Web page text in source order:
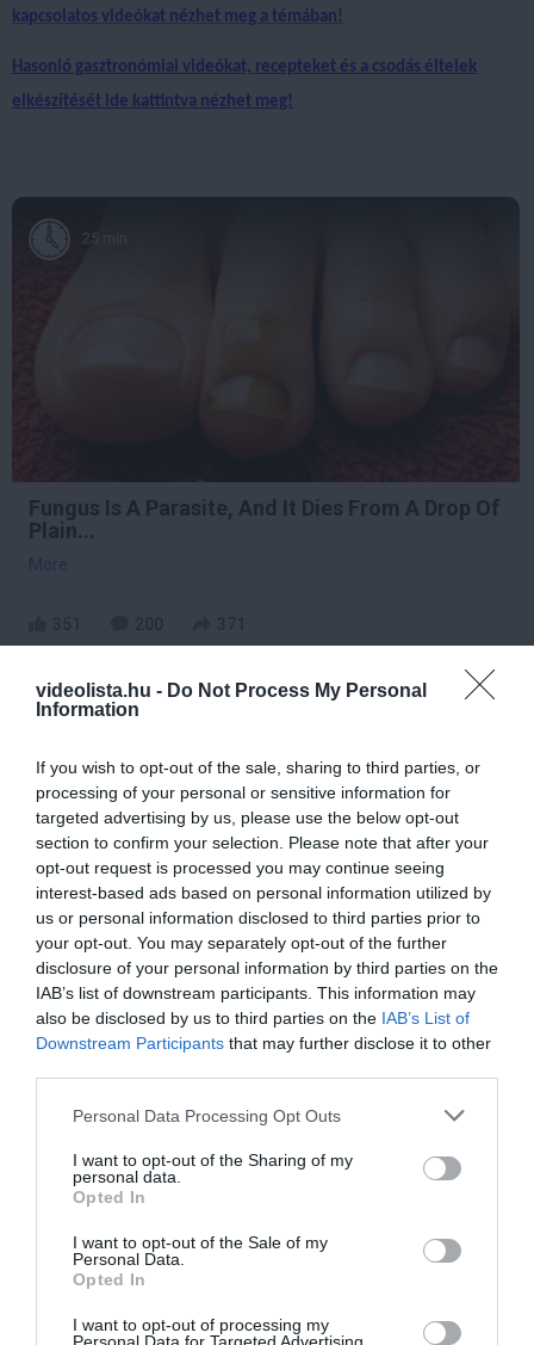
videolista.hu - Do Not Process My Personal
Information
If you wish to opt-out of the sale, sharing to third parties, or
processing of your personal or sensitive information for
targeted advertising by us, please use the below opt-out
section to confirm your selection. Please note that after your
opt-out request is processed you may continue seeing
interest-based ads based on personal information utilized by
us or personal information disclosed to third parties prior to
your opt-out. You may separately opt-out of the further
disclosure of your personal information by third parties on the
IAB’s list of downstream participants. This information may
also be disclosed by us to third parties on the IAB’s List of
Downstream Participants that may further disclose it to other
Please note that this website/app uses one or more Google
not limited to your visit or usage behaviour. You may click to
grant or deny consent to Google and its third-party tags to
use your data for below specified purposes in below Google
consent section.
Personal Data Processing Opt Outs
I want to opt-out of the Sharing of my
personal data.
Opted In
I want to opt-out of the Sale of my
Personal Data.
Opted In
I want to opt-out of processing my
kapcsolatos videókat nézhet meg a témában!
Hasonló gasztronómiai videókat, recepteket és a csodás éltelek
elkészítését ide kattintva nézhet meg!
25 min
Fungus Is A Parasite, And It Dies From A Drop Of
Plain...
More
9 h 50 min
This Simple Trick Removes All Parasites From
Your Body!
More
364 38
1 h 53 min